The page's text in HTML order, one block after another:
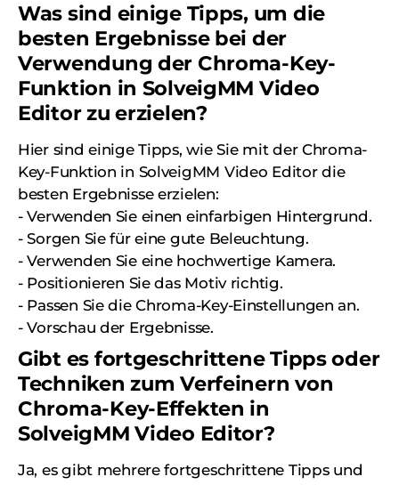
Was sind einige Tipps, um die
besten Ergebnisse bei der
Verwendung der Chroma-Key-
Funktion in SolveigMM Video
Editor zu erzielen?
Hier sind einige Tipps, wie Sie mit der Chroma-
Key-Funktion in SolveigMM Video Editor die
besten Ergebnisse erzielen:
- Verwenden Sie einen einfarbigen Hintergrund.
- Sorgen Sie für eine gute Beleuchtung.
- Verwenden Sie eine hochwertige Kamera.
- Positionieren Sie das Motiv richtig.
- Passen Sie die Chroma-Key-Einstellungen an.
- Vorschau der Ergebnisse.
Gibt es fortgeschrittene Tipps oder
Techniken zum Verfeinern von
Chroma-Key-Effekten in
SolveigMM Video Editor?
Ja, es gibt mehrere fortgeschrittene Tipps und